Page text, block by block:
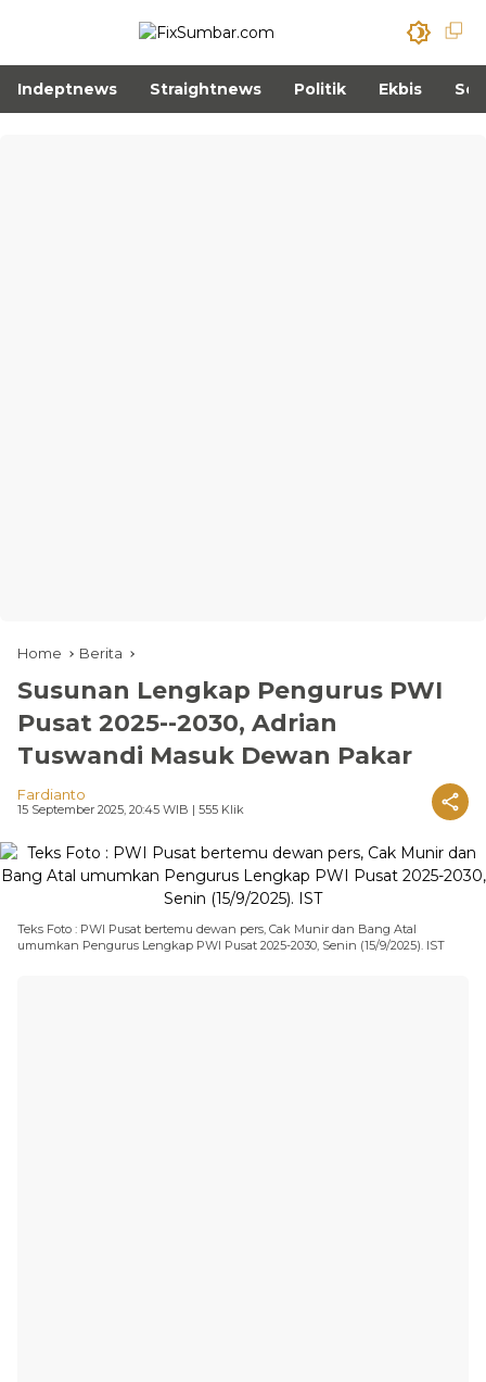
Indeptnews Straightnews Politik Ekbis
Home Berita
Susunan Lengkap Pengurus PWI
Pusat 2025--2030, Adrian
Tuswandi Masuk Dewan Pakar
Fardianto
15 September 2025, 20:45 WIB | 555 Klik
Teks Foto : PWI Pusat bertemu dewan pers, Cak Munir dan Bang Atal
umumkan Pengurus Lengkap PWI Pusat 2025-2030, Senin (15/9/2025). IST